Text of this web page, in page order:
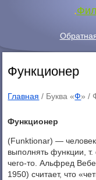
.
Функционер
Главная / Буква «Ф» /
Функционер
(Funktionar) —
выполнять функции,
чего-то. Альфред
1950) считает, что